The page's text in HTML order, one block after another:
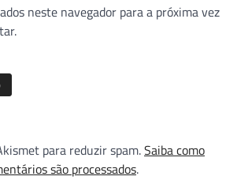
neste navegador para a próxima vez
para reduzir spam.Saiba como
são processados.